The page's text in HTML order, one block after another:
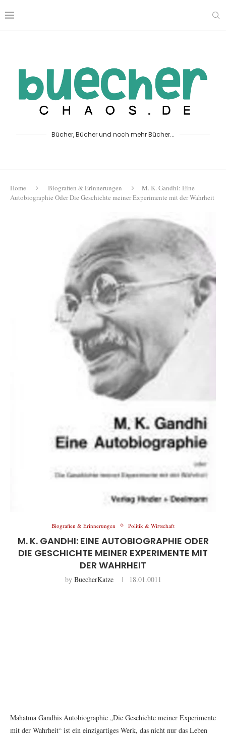
Bücher, Bücher und noch mehr Bücher...
Home Biografien & Erinnerungen
M. K. Gandhi: Eine
Autobiographie Oder Die Geschichte meiner Experimente mit der Wahrheit
Biografien & Erinnerungen Politik & Wirtschaft
M. K. GANDHI: EINE AUTOBIOGRAPHIE ODER
DIE GESCHICHTE MEINER EXPERIMENTE MIT
DER WAHRHEIT
by BuecherKatze 18.01.0011
Mahatma Gandhis Autobiographie „Die Geschichte meiner Experimente
mit der Wahrheit“ ist ein einzigartiges Werk, das nicht nur das Leben